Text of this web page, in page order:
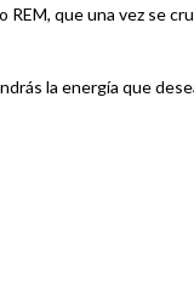
que una vez se
la energía que